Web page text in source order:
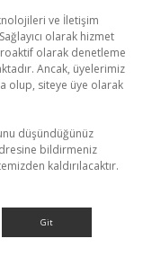
ve İletişim
olarak hizmet
olarak denetleme
Ancak, üyelerimiz
olup, siteye üye olarak
düşündüğünüz
bildirmeniz
kaldırılacaktır.